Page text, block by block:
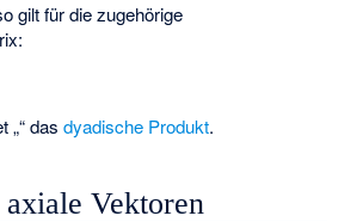
gilt für die zugehörige
„“ dasdyadische Produkt.
Vektoren